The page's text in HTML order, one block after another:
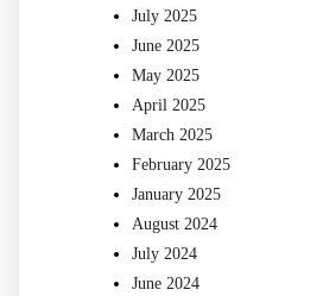
July 2025
June 2025
May 2025
April 2025
March 2025
February 2025
January 2025
August 2024
July 2024
June 2024